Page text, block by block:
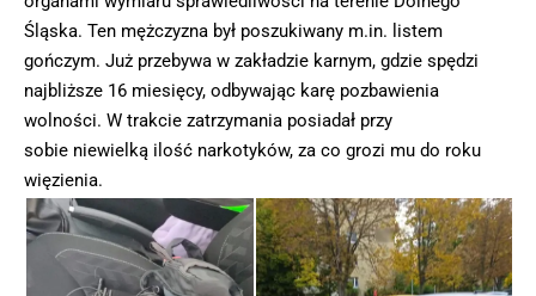
Śląska. Ten mężczyzna był poszukiwany m.in. listem
gończym. Już przebywa w zakładzie karnym, gdzie spędzi
najbliższe 16 miesięcy, odbywając karę pozbawienia
wolności. W trakcie zatrzymania posiadał przy
sobie niewielką ilość narkotyków, za co grozi mu do roku
więzienia.